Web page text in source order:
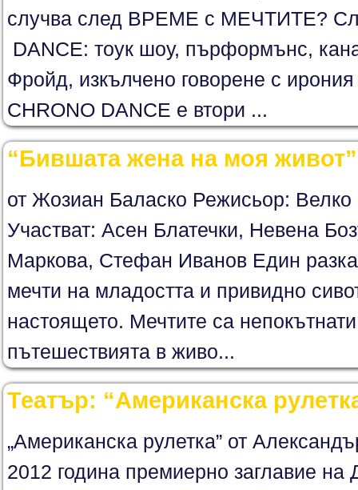
случва след ВРЕМЕ с МЕЧТИТЕ?
DANCE: тоук шоу, пърформънс,
Фройд, изкълчено говорене с
CHRONO DANCE e втори ...
“Бившата жена на моя
от Жозиан Баласко Режисьор: Велко
Участват: Асен Блатечки, Невена
Маркова, Стефан Иванов Един
мечти на младостта и привидно
настоящето. Мечтите са
пътешествията в живо...
Театър: “Американска
„Американска рулетка” от
2012 година премиерно заглавие на